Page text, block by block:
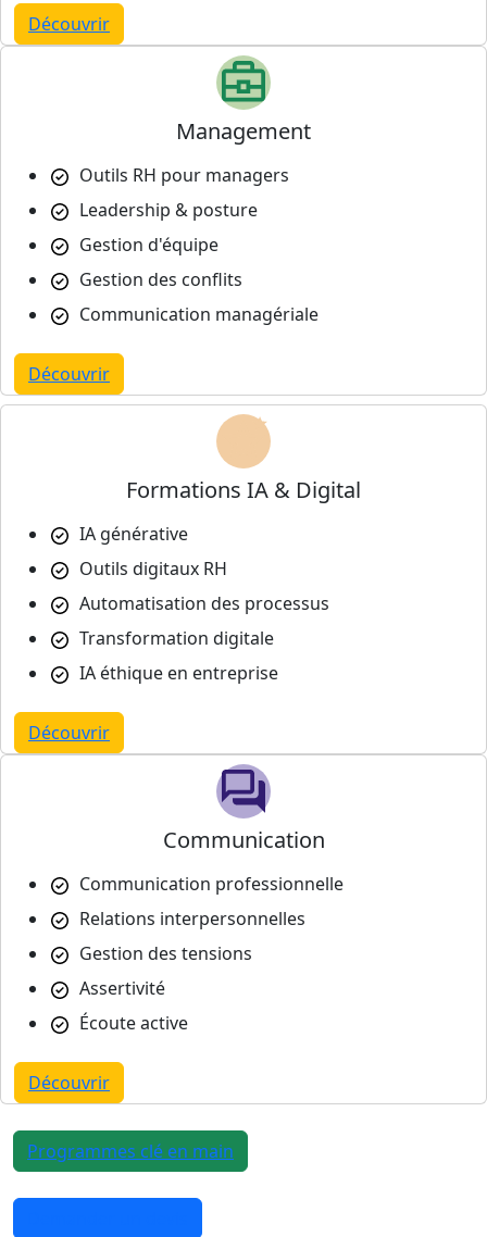
Découvrir
Management
Outils RH pour managers
Leadership & posture
Gestion d'équipe
Gestion des conflits
Communication managériale
Découvrir
Formations IA & Digital
IA générative
Outils digitaux RH
Automatisation des processus
Transformation digitale
IA éthique en entreprise
Découvrir
Communication
Communication professionnelle
Relations interpersonnelles
Gestion des tensions
Assertivité
Écoute active
Découvrir
Programmes clé en main